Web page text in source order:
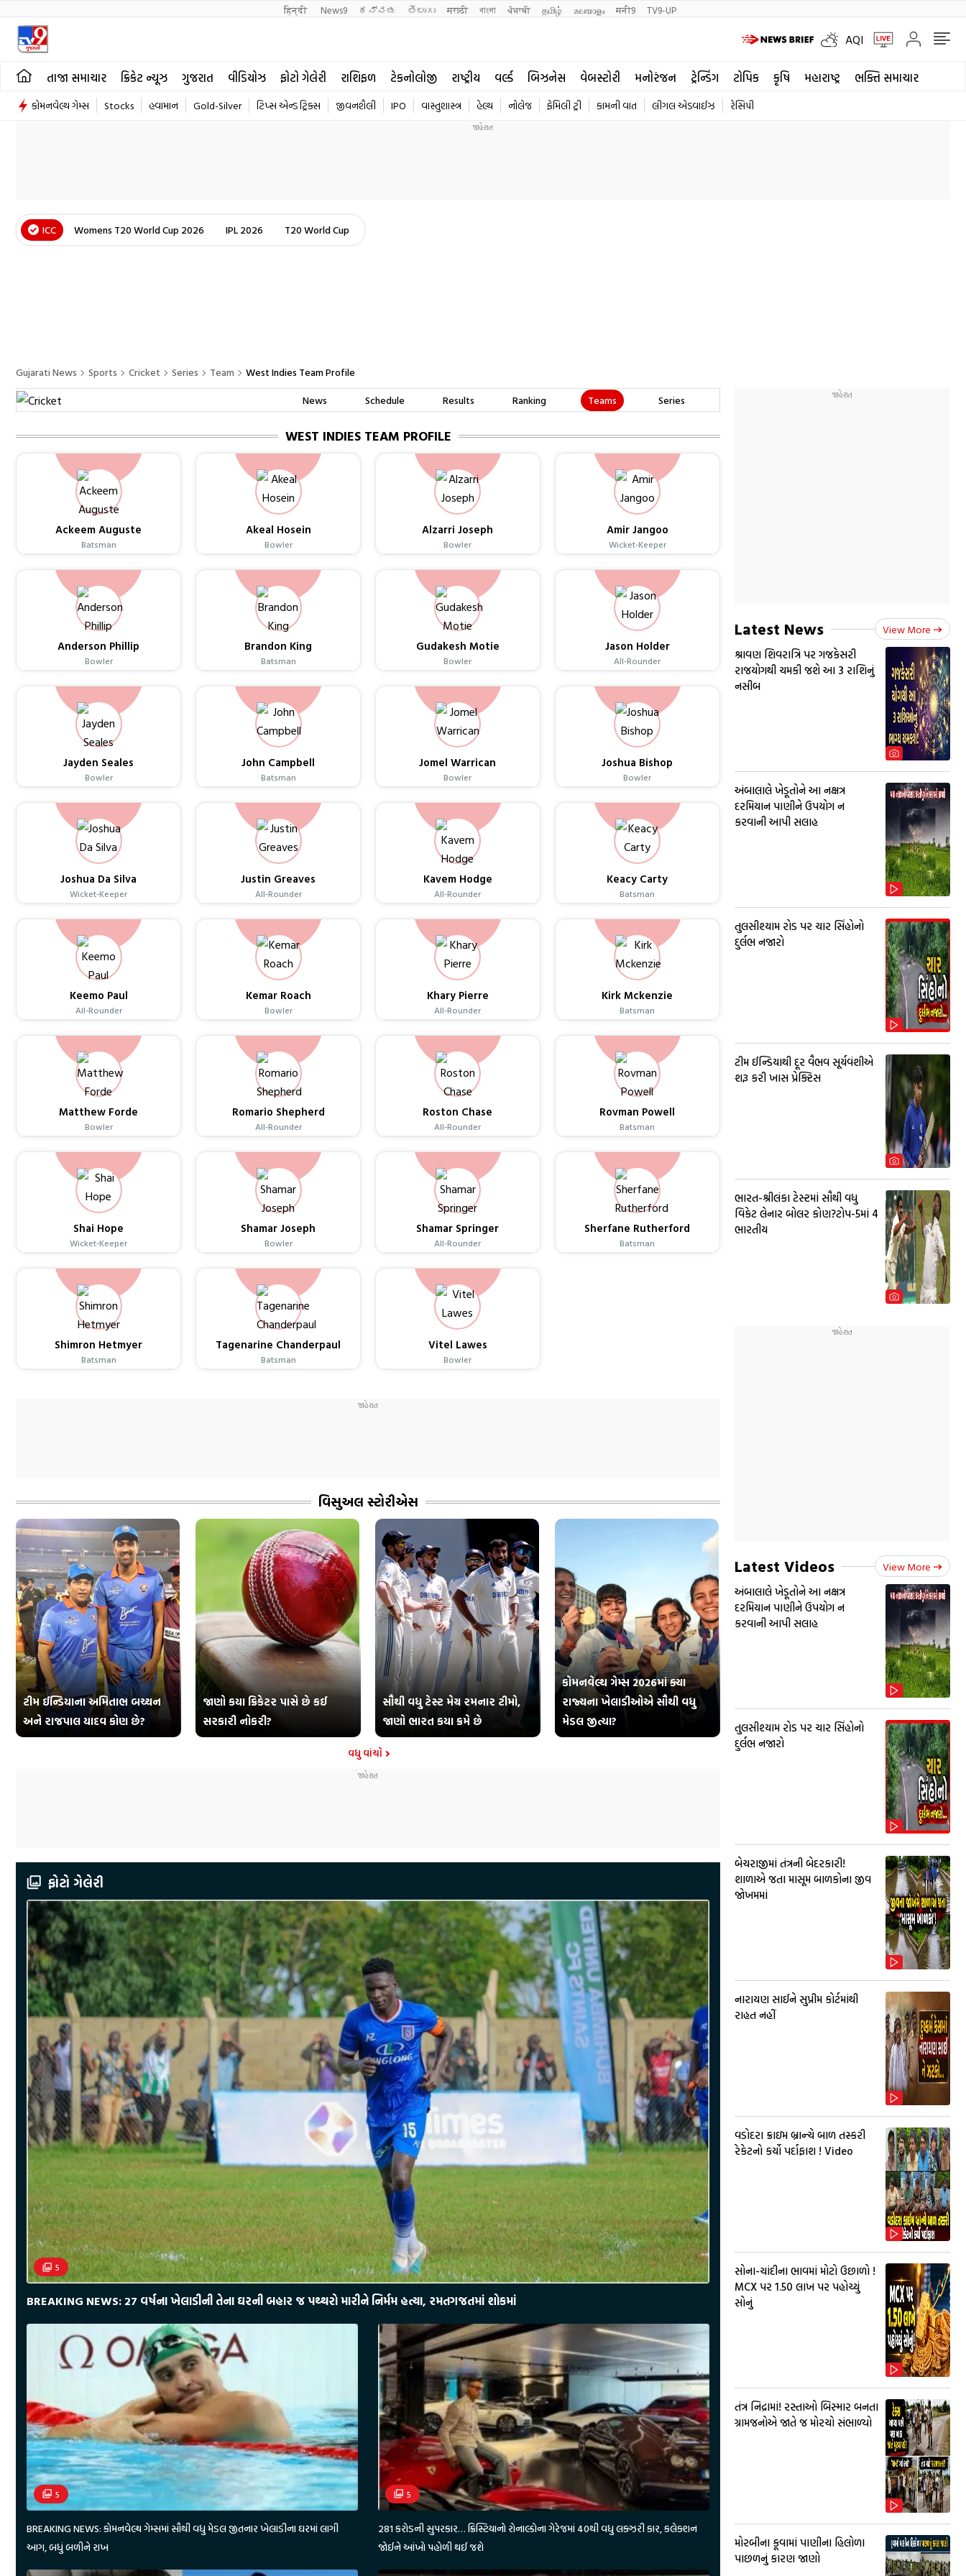
हिन्दी News9 ಕನ್ನಡ తెలుగు मराठी বাংলা ਪੰਜਾਬੀ தமிழ் മലയാളം मनी9 TV9-UP
AQI
તાજા સમાચાર ક્રિકેટ ન્યૂઝ ગુજરાત વીડિયોઝ ફોટો ગેલેરી રાશિફળ ટેકનોલોજી રાષ્ટ્રીય વર્લ્ડ બિઝનેસ વેબસ્ટોરી મનોરંજન ટ્રેન્ડિંગ ટોપિક કૃષિ મહારાષ્ટ્ર ભક્તિ સમાચાર
કોમનવેલ્થ ગેમ્સ Stocks હવામાન Gold-Silver ટિપ્સ એન્ડ ટ્રિક્સ જીવનશૈલી IPO વાસ્તુશાસ્ત્ર હેલ્થ નોલેજ ફેમિલી ટ્રી કામની વાત લીગલ એડવાઈઝ રેસિપી
ICC Womens T20 World Cup 2026 IPL 2026 T20 World Cup
Gujarati News Sports Cricket Series Team
West Indies Team Profile
News
Schedule Results Ranking Teams Series
WEST INDIESTEAM PROFILE
Ackeem Auguste
Batsman
Akeal Hosein
Bowler
Alzarri Joseph
Bowler
Amir Jangoo
Wicket-Keeper
Anderson Phillip
Bowler
Brandon King
Batsman
Gudakesh Motie
Bowler
Jason Holder
All-Rounder
Jayden Seales
Bowler
John Campbell
Batsman
Jomel Warrican
Bowler
Joshua Bishop
Bowler
Joshua Da Silva
Wicket-Keeper
Justin Greaves
All-Rounder
Kavem Hodge
All-Rounder
Keacy Carty
Batsman
Keemo Paul
All-Rounder
Kemar Roach
Bowler
Khary Pierre
All-Rounder
Kirk Mckenzie
Batsman
Matthew Forde
Bowler
Romario Shepherd
All-Rounder
Roston Chase
All-Rounder
Rovman Powell
Batsman
Shai Hope
Wicket-Keeper
Shamar Joseph
Bowler
Shamar Springer
All-Rounder
Sherfane Rutherford
Batsman
Shimron Hetmyer
Batsman
Tagenarine Chanderpaul
Batsman
Vitel Lawes
Bowler
વિસુઅલ સ્ટોરીએસ
ટીમ ઈન્ડિયાના અમિતાભ બચ્ચન
અને રાજપાલ યાદવ કોણ છે?
જાણો કયા ક્રિકેટર પાસે છે કઈ
સરકારી નોકરી?
સૌથી વધુ ટેસ્ટ મેચ રમનાર ટીમો,
જાણો ભારત કયા ક્રમે છે
કોમનવેલ્થ ગેમ્સ 2026માં ક્યા
રાજ્યના ખેલાડીઓએ સૌથી વધુ
મેડલ જીત્યા?
વધુ વાંચો
ફોટો ગેલેરી
5
BREAKING NEWS: 27 વર્ષના ખેલાડીની તેના ઘરની બહાર જ પથ્થરો મારીને નિર્મમ હત્યા, રમતગજતમાં શોકમાં
5
BREAKING NEWS: કોમનવેલ્થ ગેમ્સમાં સૌથી વધુ મેડલ જીતનાર ખેલાડીના ઘરમાં લાગી
આગ, બધું બળીને રાખ
5
281 કરોડની સુપરકાર… ક્રિસ્ટિયાનો રોનાલ્ડોના ગેરેજમાં 40થી વધુ લક્ઝરી કાર, કલેક્શન
જોઈને આંખો પહોળી થઈ જશે
Latest News View More
શ્રાવણ શિવરાત્રિ પર ગજકેસરી
રાજયોગથી ચમકી જશે આ 3 રાશિનું
નસીબ
અંબાલાલે ખેડૂતોને આ નક્ષત્ર
દરમિયાન પાણીને ઉપયોગ ન
કરવાની આપી સલાહ
તુલસીશ્યામ રોડ પર ચાર સિંહોનો
દુર્લભ નજારો
ટીમ ઈન્ડિયાથી દૂર વૈભવ સૂર્યવંશીએ
શરૂ કરી ખાસ પ્રેક્ટિસ
ભારત-શ્રીલંકા ટેસ્ટમાં સૌથી વધુ
વિકેટ લેનાર બોલર કોણ?ટોપ-5માં 4
ભારતીય
Latest Videos View More
અંબાલાલે ખેડૂતોને આ નક્ષત્ર
દરમિયાન પાણીને ઉપયોગ ન
કરવાની આપી સલાહ
તુલસીશ્યામ રોડ પર ચાર સિંહોનો
દુર્લભ નજારો
બેચરાજીમાં તંત્રની બેદરકારી!
શાળાએ જતા માસૂમ બાળકોના જીવ
જોખમમાં
નારાયણ સાઈને સુપ્રીમ કોર્ટમાંથી
રાહત નહીં
વડોદરા ક્રાઇમ બ્રાન્ચે બાળ તસ્કરી
રેકેટનો કર્યો પર્દાફાશ ! Video
સોના-ચાંદીના ભાવમાં મોટો ઉછાળો !
MCX પર ₹1.50 લાખ પર પહોચ્યું
સોનું
તંત્ર નિદ્રામાં! રસ્તાઓ બિસ્માર બનતા
ગ્રામજનોએ જાતે જ મોરચો સંભાળ્યો
મોરબીના કૂવામાં પાણીના હિલોળા
પાછળનું કારણ જાણો